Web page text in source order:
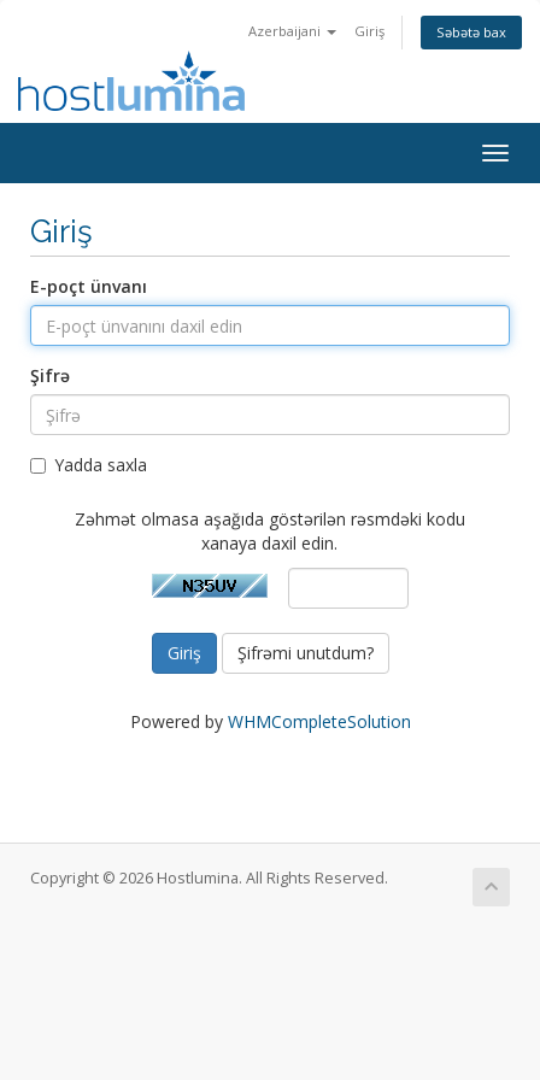
Azerbaijani Giriş Səbətə bax
Giriş
E-poçt ünvanı
Şifrə
Yadda saxla
Zəhmət olmasa aşağıda göstərilən rəsmdəki kodu
xanaya daxil edin.
Şifrəmi unutdum?
Powered by WHMCompleteSolution
Copyright © 2026 Hostlumina. All Rights Reserved.